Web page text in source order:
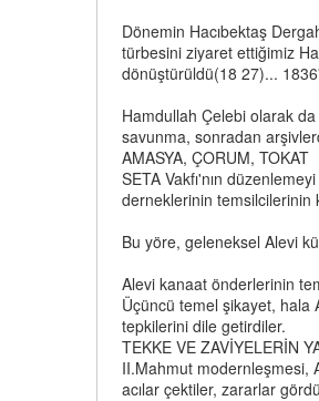
Dönemin Hacıbektaş
türbesini ziyaret ettiğimiz
dönüştürüldü(18 27)...
Hamdullah Çelebi olarak da
savunma, sonradan
AMASYA, ÇORUM, TOKAT
SETA Vakfı'nın
derneklerinin temsilcilerinin
Bu yöre, geleneksel Alevi
Alevi kanaat önderlerinin
Üçüncü temel şikayet, hala
tepkilerini dile getirdiler.
TEKKE VE ZAVİYELERİN
II.Mahmut modernleşmesi,
acılar çektiler, zararlar